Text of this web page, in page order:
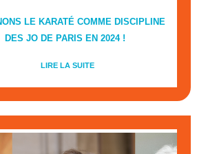
LE KARATÉ COMME DISCIPLINE
DES JO DE PARIS EN 2024 !
LIRE LA SUITE